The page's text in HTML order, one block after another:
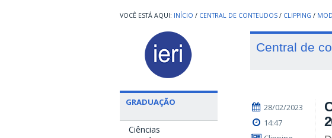
INÍCIO / CENTRAL DE CONTEUDOS / CLIPPING /
GRADUAÇÃO
Ciências
Central de
28/02/2023
14:47